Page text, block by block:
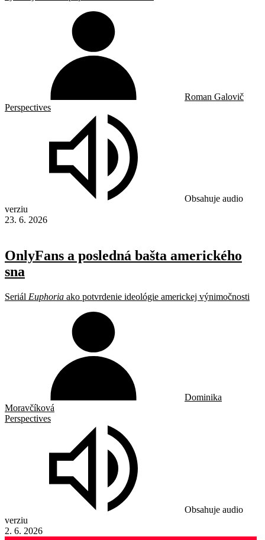
Roman Galovič
Perspectives
Obsahuje audio
verziu
23. 6. 2026
OnlyFans a posledná bašta amerického
sna
Seriál Euphoria ako potvrdenie ideológie americkej výnimočnosti
Dominika
Moravčíková
Perspectives
Obsahuje audio
verziu
2. 6. 2026